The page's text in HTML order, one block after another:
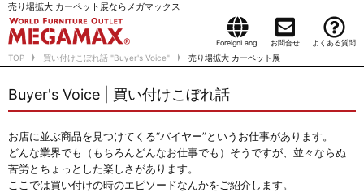
売り場拡大 カーペット展ならメガマックス
ForeignLang. お問合せ よくある質問
TOP 買い付けこぼれ話 "Buyer's Voice" 売り場拡大 カーペット展
Buyer's Voice | 買い付けこぼれ話
お店に並ぶ商品を見つけてくる“バイヤー”というお仕事があります。
どんな業界でも（もちろんどんなお仕事でも）そうですが、並々ならぬ
苦労とちょっとした楽しさがあります。
ここでは買い付けの時のエピソードなんかをご紹介します。